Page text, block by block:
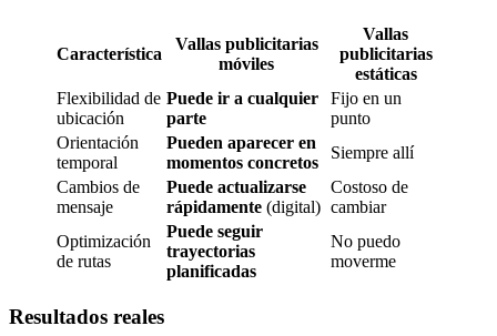
Característica
Vallas publicitarias
móviles
Vallas
publicitarias
estáticas
Flexibilidad de
ubicación
Puede ir a cualquier
parte
Fijo en un
punto
Orientación
temporal
Pueden aparecer en
momentos concretos
Siempre allí
Cambios de
mensaje
Puede actualizarse
rápidamente (digital)
Costoso de
cambiar
Optimización
de rutas
Puede seguir
trayectorias
planificadas
No puedo
moverme
Resultados reales